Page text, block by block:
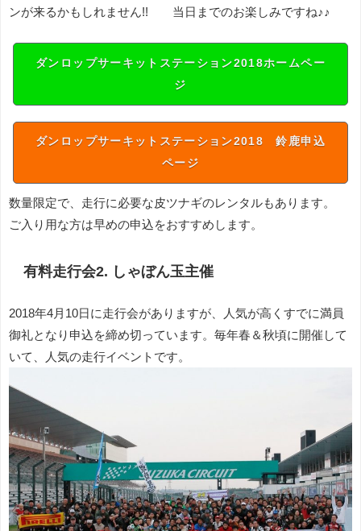
ンが来るかもしれません!! 当日までのお楽しみですね♪♪
ダンロップサーキットステーション2018ホームペー
ジ
ダンロップサーキットステーション2018 鈴鹿申込
ページ
数量限定で、走行に必要な皮ツナギのレンタルもあります。
ご入り用な方は早めの申込をおすすめします。
有料走行会2. しゃぼん玉主催
2018年4月10日に走行会がありますが、人気が高くすでに満員
御礼となり申込を締め切っています。毎年春＆秋頃に開催して
いて、人気の走行イベントです。